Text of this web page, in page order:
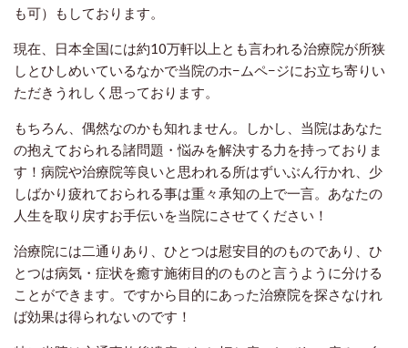
も可）もしております。
現在 、日本全国には約10万軒以上とも言われる治療院が所狭
しとひしめいているなかで当院のホ−ムペ−ジにお立ち寄りい
ただきうれしく思っております。
もちろん、偶然なのかも知れません。しかし、当院はあなた
の抱えておられる諸問題・悩みを解決する力を持っておりま
す！病院や治療院等良いと思われる所はずいぶん行かれ、少
しばかり疲れておられる事は重々承知の上で一言。あなたの
人生を取り戻すお手伝いを当院にさせてください！
治療院には二通りあり、ひとつは慰安目的のものであり、ひ
とつは病気・症状を癒す施術目的のものと言うように分ける
ことができます。ですから目的にあった治療院を探さなけれ
ば効果は得られないのです！